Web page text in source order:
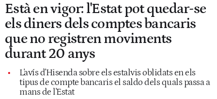
Està en vigor: l'Estat pot quedar-se
els diners dels comptes bancaris
que no registren moviments
durant 20 anys
L'avís d'Hisenda sobre els estalvis oblidats en els
tipus de compte bancaris el saldo dels quals passa a
mans de l'Estat